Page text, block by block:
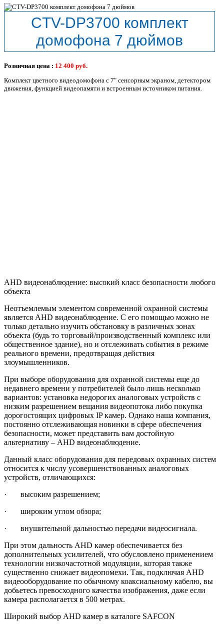
CTV-DP3700 комплект
домофона 7 дюймов
Розничная цена : 12 400 руб.
Комплект цветного видеодомофона с 7" сенсорным экраном, детектором
движения, функцией видеопамяти и встроенным источником питания.
AHD видеонаблюдение: высокий класс безопасности любого
объекта
Неотъемлемым элементом современной охранной системы
является AHD видеонаблюдение. С его помощью можно не
только детально изучить обстановку в различных зонах
объекта (будь то торговый/производственный комплекс или
общественное здание), но и отслеживать события в режиме
реального времени, предотвращая действия
злоумышленников.
При выборе оборудования для охранной системы еще до
недавнего времени у потребителей было лишь несколько
вариантов: установка недорогих аналоговых устройств с
низким разрешением вещания видеопотока либо покупка
дорогостоящих цифровых IP камер. Однако наша компания,
постоянно отслеживающая новинки в сфере обеспечения
безопасности, может представить вам достойную
альтернативу – AHD видеонаблюдение.
Данный класс оборудования для передовых охранных систем
относится к числу усовершенствованных аналоговых
устройств, отличающихся:
· высоким разрешением;
· широким углом обзора;
· внушительной дальностью передачи видеосигнала.
При этом дальность AHD камер обеспечивается без
дополнительных усилителей, что обусловлено применением
технологии низкочастотной модуляции, которая также
существенно снижает видеопомехи. Так, подключая AHD
видеооборудование по обычному коаксиальному кабелю, вы
добьетесь превосходного качества изображения, даже если
камера располагается в 500 метрах.
Широкий выбор AHD камер в каталоге SAFCON